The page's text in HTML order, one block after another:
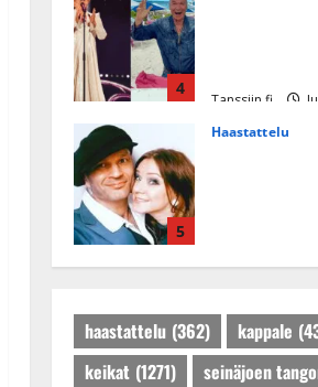
4
Tanssiin.fi
5
Haastattelu
Tanssiin.fi
haastattelu (362) kappale
keikat (1271) seinäjoen